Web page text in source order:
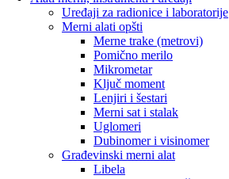
Uređaji za radionice i laboratorije
Merni alati opšti
Merne trake (metrovi)
Pomično merilo
Mikrometar
Ključ moment
Lenjiri i šestari
Merni sat i stalak
Uglomeri
Dubinomer i visinomer
Građevinski merni alat
Libela